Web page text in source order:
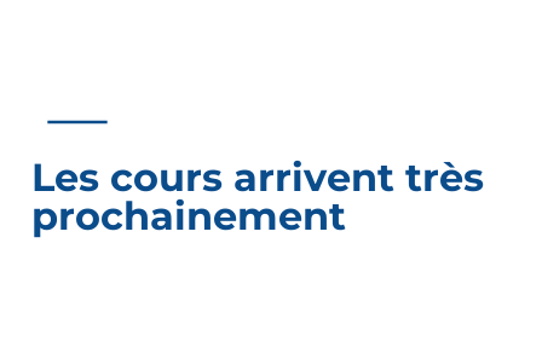
Les cours arrivent très
prochainement